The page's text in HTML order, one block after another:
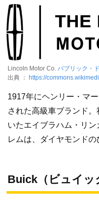
Lincoln Motor Co. パブリック・
出典 ： https://
1917年にヘンリー・マ
された高級車ブランド
いたエイブラハム・リ
レムは、ダイヤモンドの
Buick（ビュイッ